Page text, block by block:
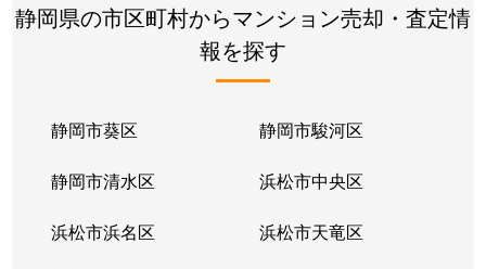
静岡県の市区町村からマンション売却・査定情
報を探す
静岡市葵区 静岡市駿河区
静岡市清水区 浜松市中央区
浜松市浜名区 浜松市天竜区